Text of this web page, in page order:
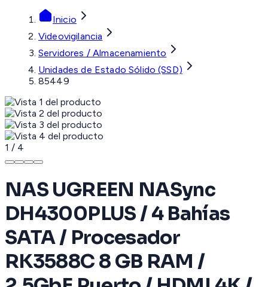
Inicio
Videovigilancia
Servidores / Almacenamiento
Unidades de Estado Sólido (SSD)
85449
1 / 4
NAS UGREEN NASync
DH4300PLUS / 4 Bahías
SATA / Procesador
RK3588C 8 GB RAM /